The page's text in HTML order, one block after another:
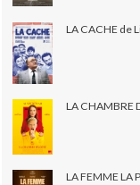
LA CACHE de
LA CHAMBRE
LA FEMME LA